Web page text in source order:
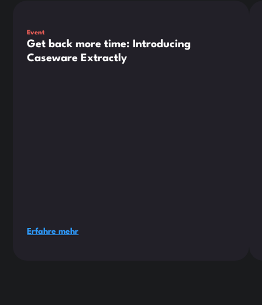
Event
Get back more time: Introducing
Caseware Extractly
Erfahre mehr